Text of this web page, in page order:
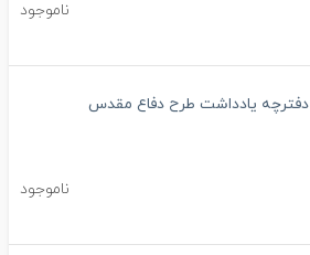
ناموجود
دفترچه یادداشت طرح دفاع مقدس
ناموجود